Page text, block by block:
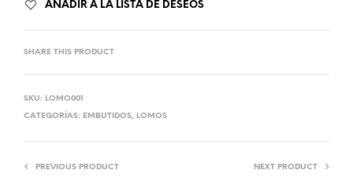
AÑADIR A LA LISTA DE DESEOS
SHARE THIS PRODUCT
SKU: LOMO001
CATEGORÍAS: EMBUTIDOS, LOMOS
PREVIOUS PRODUCT NEXT PRODUCT